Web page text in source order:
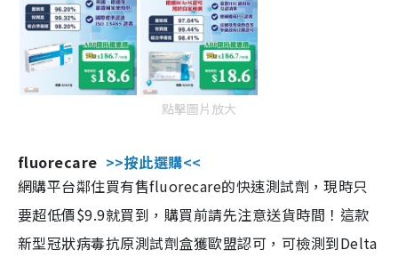
點擊圖片放大
fluorecare >>按此選購<<
網購平台鄰住買有售fluorecare的快速測試劑，現時只
要超低價$9.9就買到，購買前請先注意送貨時間！這款
新型冠狀病毒抗原測試劑盒獲歐盟認可，可檢測到Delta